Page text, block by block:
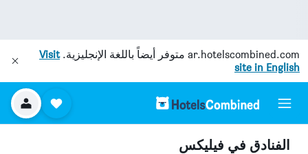
ar.hotelscombined.com متوفر أيضاً باللغة الإنجليزية.Visit
site in English
الفنادق في فيليكس